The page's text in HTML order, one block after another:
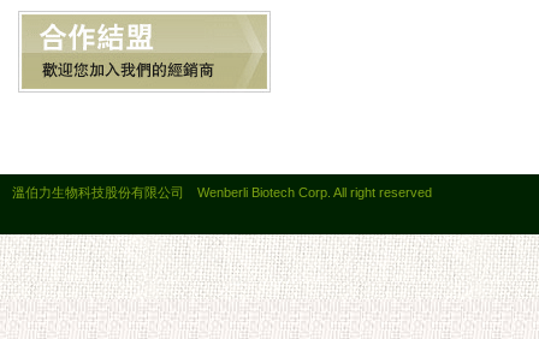
溫伯力生物科技股份有限公司 Wenberli Biotech Corp. All right reserved